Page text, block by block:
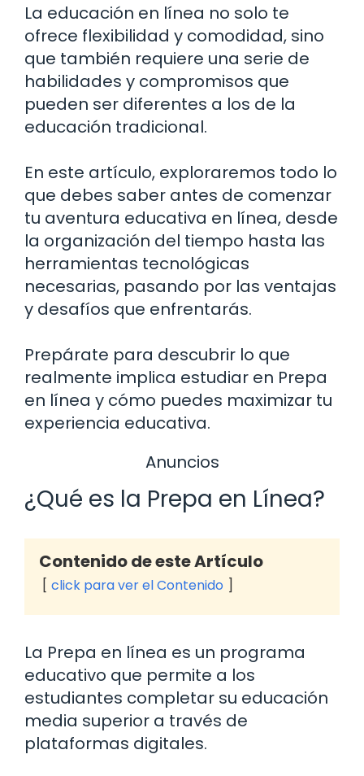
La educación en línea no solo te
ofrece flexibilidad y comodidad, sino
que también requiere una serie de
habilidades y compromisos que
pueden ser diferentes a los de la
educación tradicional.
En este artículo, exploraremos todo lo
que debes saber antes de comenzar
tu aventura educativa en línea, desde
la organización del tiempo hasta las
herramientas tecnológicas
necesarias, pasando por las ventajas
y desafíos que enfrentarás.
Prepárate para descubrir lo que
realmente implica estudiar en Prepa
en línea y cómo puedes maximizar tu
experiencia educativa.
Anuncios
¿Qué es la Prepa en Línea?
Contenido de este Artículo
click para ver el Contenido
La Prepa en línea es un programa
educativo que permite a los
estudiantes completar su educación
media superior a través de
plataformas digitales.